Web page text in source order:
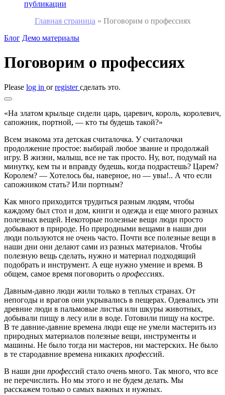
публикации
Главная страница » Поговорим о профессиях
Блог Демо материалы
Поговорим о профессиях
Please log in orregisterсделать это.
«На златом крыльце сидели царь, царевич, король, королевич,
сапожник, портной, — кто ты будешь такой?»
Всем знакома эта детская считалочка. У считалочки
продолжение простое: выбирай любое звание и продолжай
игру. В жизни, малыш, все не так просто. Ну, вот, подумай на
минутку, кем ты и вправду будешь, когда подрастешь? Царем?
Королем? — Хотелось бы, наверное, но — увы!.. А что если
сапожником стать? Или портным?
Как много приходится трудиться разным людям, чтобы
каждому был стол и дом, книги и одежда и еще много разных
полезных вещей. Некоторые полезные вещи люди просто
добывают в природе. Но природными вещами в наши дни
люди пользуются не очень часто. Почти все полезные вещи в
наши дни они делают сами из разных материалов. Чтобы
полезную вещь сделать, нужно и материал подходящий
подобрать и инструмент. А еще нужно умение и время. В
общем, самое время поговорить о профессиях.
Давным-давно люди жили только в теплых странах. От
непогоды и врагов они укрывались в пещерах. Одевались эти
древние люди в пальмовые листья или шкуры животных,
добывали пищу в лесу или в воде. Готовили пищу на костре.
В те давние-давние времена люди еще не умели мастерить из
природных материалов полезные вещи, инструменты и
машины. Не было тогда ни мастеров, ни мастерских. Не было
в те стародавние времена никаких профессий.
В наши дни профессий стало очень много. Так много, что все
не перечислить. Но мы этого и не будем делать. Мы
расскажем только о самых важных и нужных.